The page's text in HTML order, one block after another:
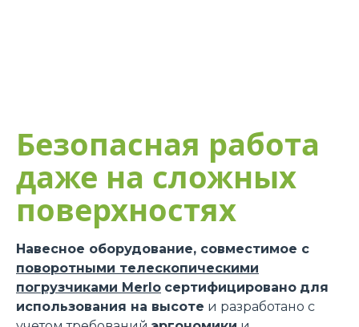
Безопасная работа
даже на сложных
поверхностях
Навесное оборудование, совместимое с
поворотными телескопическими
погрузчиками Merlo сертифицировано для
использования на высоте и разработано с